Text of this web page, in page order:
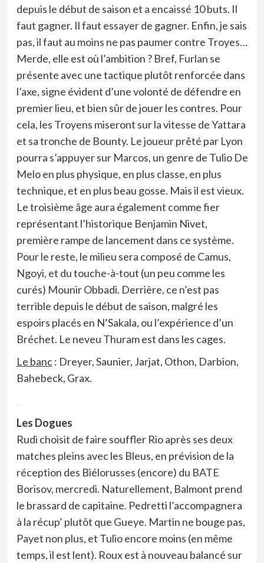
depuis le début de saison et a encaissé 10 buts. Il
faut gagner. Il faut essayer de gagner. Enfin, je sais
pas, il faut au moins ne pas paumer contre Troyes…
Merde, elle est où l’ambition ? Bref, Furlan se
présente avec une tactique plutôt renforcée dans
l’axe, signe évident d’une volonté de défendre en
premier lieu, et bien sûr de jouer les contres. Pour
cela, les Troyens miseront sur la vitesse de Yattara
et sa tronche de Bounty. Le joueur prêté par Lyon
pourra s’appuyer sur Marcos, un genre de Tulio De
Melo en plus physique, en plus classe, en plus
technique, et en plus beau gosse. Mais il est vieux.
Le troisième âge aura également comme fier
représentant l’historique Benjamin Nivet,
première rampe de lancement dans ce système.
Pour le reste, le milieu sera composé de Camus,
Ngoyi, et du touche-à-tout (un peu comme les
curés) Mounir Obbadi. Derrière, ce n’est pas
terrible depuis le début de saison, malgré les
espoirs placés en N’Sakala, ou l’expérience d’un
Bréchet. Le neveu Thuram est dans les cages.
Le banc: Dreyer, Saunier, Jarjat, Othon, Darbion,
Bahebeck, Grax.
Les Dogues
Rudi choisit de faire souffler Rio après ses deux
matches pleins avec les Bleus, en prévision de la
réception des Biélorusses (encore) du BATE
Borisov, mercredi. Naturellement, Balmont prend
le brassard de capitaine. Pedretti l’accompagnera
à la récup’ plutôt que Gueye. Martin ne bouge pas,
Payet non plus, et Tulio encore moins (en même
temps, il est lent). Roux est à nouveau balancé sur